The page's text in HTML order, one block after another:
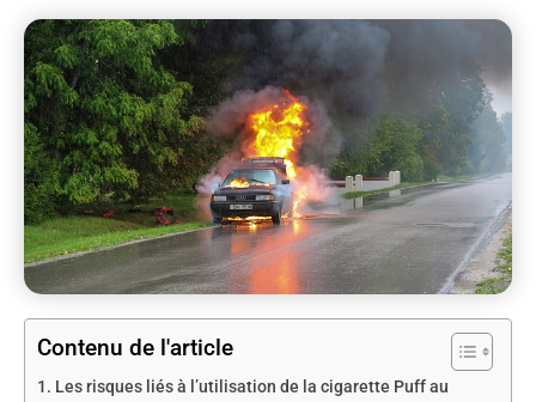
Contenu de l'article
Les risques liés à l’utilisation de la cigarette Puff au